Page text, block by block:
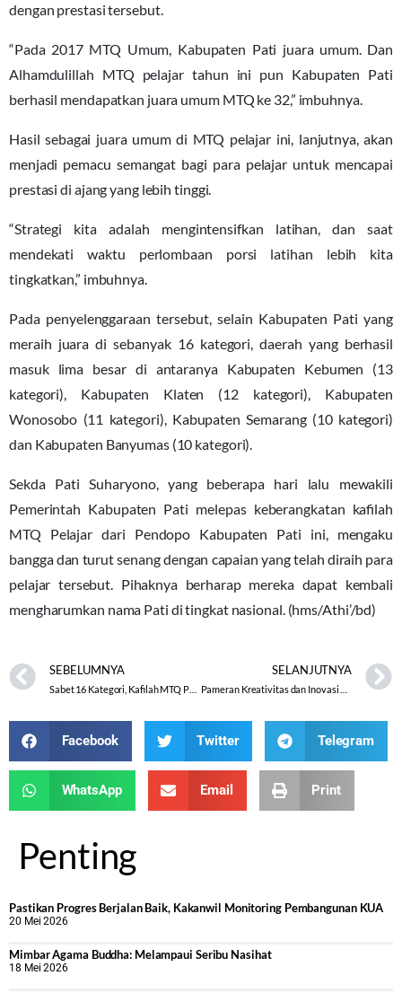
dengan prestasi tersebut.
“Pada 2017 MTQ Umum, Kabupaten Pati juara umum. Dan
Alhamdulillah MTQ pelajar tahun ini pun Kabupaten Pati
berhasil mendapatkan juara umum MTQ ke 32,” imbuhnya.
Hasil sebagai juara umum di MTQ pelajar ini, lanjutnya, akan
menjadi pemacu semangat bagi para pelajar untuk mencapai
prestasi di ajang yang lebih tinggi.
“Strategi kita adalah mengintensifkan latihan, dan saat
mendekati waktu perlombaan porsi latihan lebih kita
tingkatkan,” imbuhnya.
Pada penyelenggaraan tersebut, selain Kabupaten Pati yang
meraih juara di sebanyak 16 kategori, daerah yang berhasil
masuk lima besar di antaranya Kabupaten Kebumen (13
kategori), Kabupaten Klaten (12 kategori), Kabupaten
Wonosobo (11 kategori), Kabupaten Semarang (10 kategori)
dan Kabupaten Banyumas (10 kategori).
Sekda Pati Suharyono, yang beberapa hari lalu mewakili
Pemerintah Kabupaten Pati melepas keberangkatan kafilah
MTQ Pelajar dari Pendopo Kabupaten Pati ini, mengaku
bangga dan turut senang dengan capaian yang telah diraih para
pelajar tersebut. Pihaknya berharap mereka dapat kembali
mengharumkan nama Pati di tingkat nasional. (hms/Athi’/bd)
SEBELUMNYA
Sabet 16 Kategori, Kafilah MTQ Pati Raih Juara Umum Tingkat Jateng
SELANJUTNYA
Facebook Twitter Telegram
WhatsApp Email Print
Penting
Pastikan Progres Berjalan Baik, Kakanwil Monitoring Pembangunan KUA
20 Mei 2026
Mimbar Agama Buddha: Melampaui Seribu Nasihat
18 Mei 2026